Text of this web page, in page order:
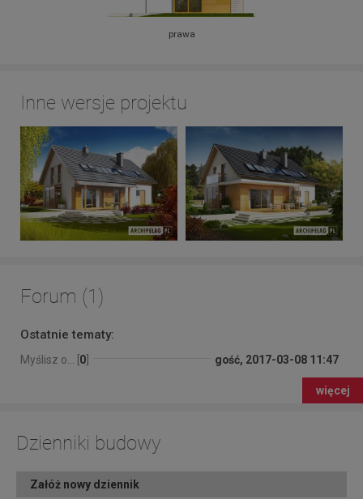
prawa
Inne wersje projektu
Forum (1)
Ostatnie tematy:
Myślisz o... [ 0 gość, 2017-03-08 11:47
więcej
Dzienniki budowy
Załóż nowy dziennik